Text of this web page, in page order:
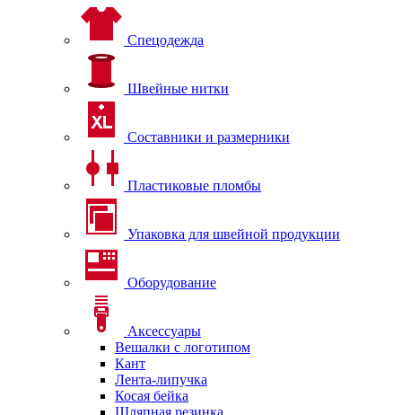
Спецодежда
Швейные нитки
Составники и размерники
Пластиковые пломбы
Упаковка для швейной продукции
Оборудование
Аксессуары
Вешалки с логотипом
Кант
Лента-липучка
Косая бейка
Шляпная резинка